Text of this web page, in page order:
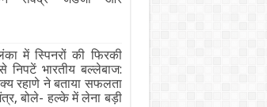
में स्पिनरों की फिरकी
निपटें भारतीय बल्लेबाज:
रहाणे ने बताया सफलता
बोले- हल्के में लेना बड़ी